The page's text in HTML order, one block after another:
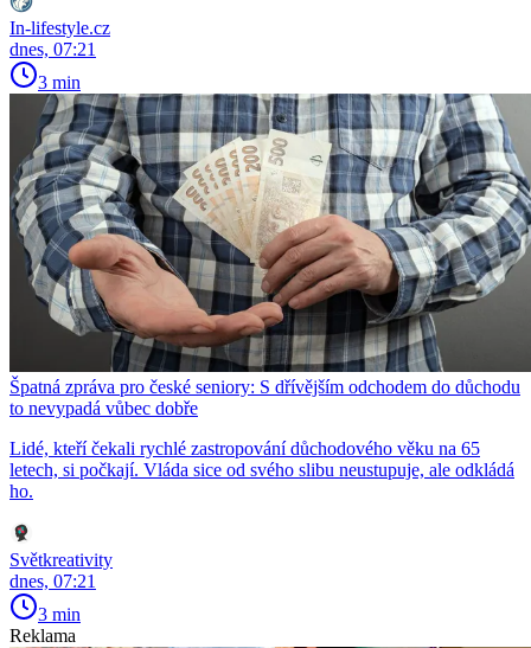
In-lifestyle.cz
dnes, 07:21
3 min
Špatná zpráva pro české seniory: S dřívějším odchodem do důchodu
to nevypadá vůbec dobře
Lidé, kteří čekali rychlé zastropování důchodového věku na 65
letech, si počkají. Vláda sice od svého slibu neustupuje, ale odkládá
ho.
Světkreativity
dnes, 07:21
3 min
Reklama